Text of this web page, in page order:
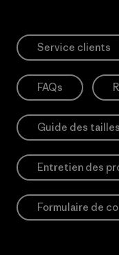
Service clients
FAQs
Guide des tailles
Entretien des
Formulaire de